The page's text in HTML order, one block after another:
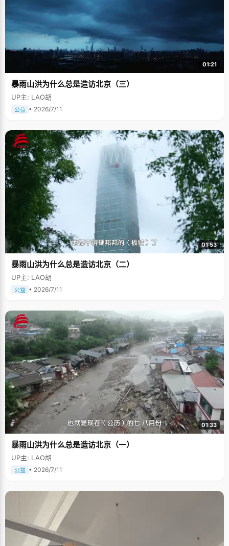
01:21
暴雨山洪为什么总是造访北京（三）
UP主: LAO胡
公益 • 2026/7/11
01:53
暴雨山洪为什么总是造访北京（二）
UP主: LAO胡
公益 • 2026/7/11
01:33
暴雨山洪为什么总是造访北京（一）
UP主: LAO胡
公益 • 2026/7/11